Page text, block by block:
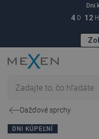
Dni
4 D 12 H
Dažďové sprchy
DNI KÚPEĽNÍ